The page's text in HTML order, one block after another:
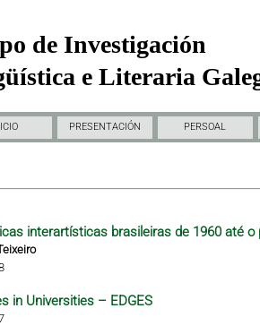
de Investigación
e Literaria
PRESENTACIÓN PERSOAL
interartísticas brasileiras de 1960 até
in Universities – EDGES